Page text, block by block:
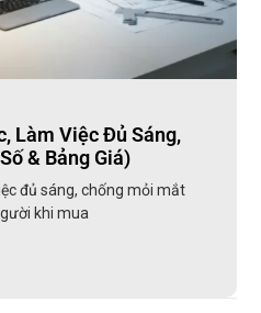
Làm Việc Đủ Sáng,
& Bảng Giá)
đủ sáng, chống mỏi mắt
khi mua